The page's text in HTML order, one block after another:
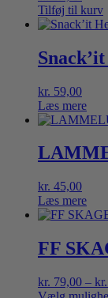
Tilføj til kurv
kr. 59,00
Læs mere
kr. 45,00
Læs mere
FF
kr. 79,00 – kr.